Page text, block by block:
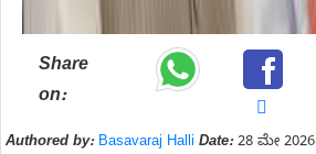
Share
on:
Authored by: Basavaraj Halli Date:28 ಮೇ 2026